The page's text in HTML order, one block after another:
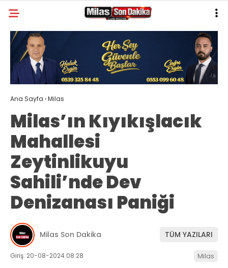
31.6
GALERİ YAZARLAR
MILAS
MUĞLA’DAN
ASAYIŞ
GÜNDEM
EKONOMI
SPOR
VEFAT
GENEL
İLETIŞIM
Ana Sayfa ›Milas
Milas’ın Kıyıkışlacık
Mahallesi
Zeytinlikuyu
Sahili’nde Dev
Denizanası Paniği
Milas Son Dakika TÜM YAZILARI
Giriş: 20-08-2024 08:28 Milas